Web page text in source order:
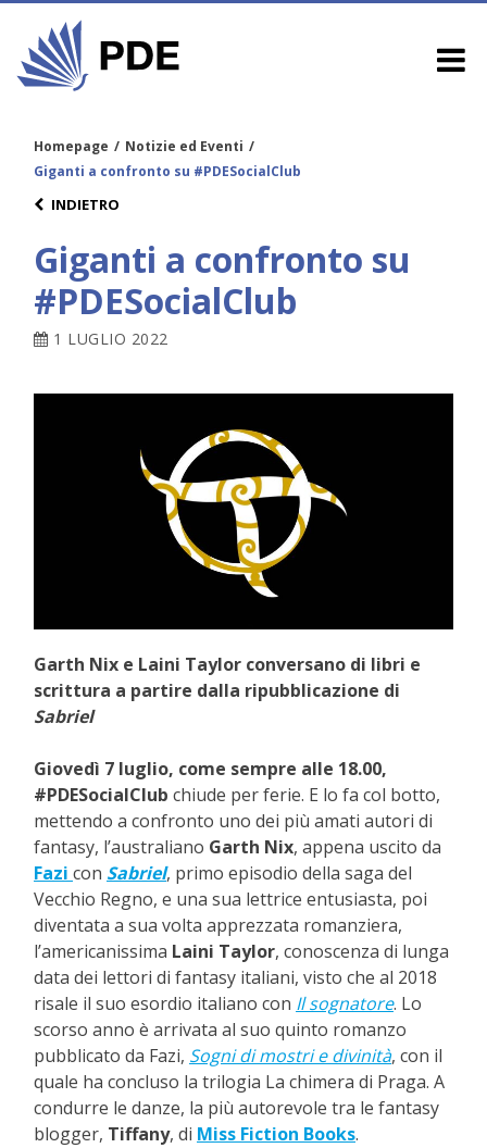
Homepage / Notizie ed Eventi /
Giganti a confronto su #PDESocialClub
INDIETRO
Giganti a confronto su
#PDESocialClub
1 LUGLIO 2022
Garth Nix e Laini Taylor conversano di libri e
scrittura a partire dalla ripubblicazione di
Sabriel
Giovedì 7 luglio, come sempre alle 18.00,
#PDESocialClub chiude per ferie. E lo fa col botto,
mettendo a confronto uno dei più amati autori di
fantasy, l’australiano Garth Nix, appena uscito da
Fazi con Sabriel, primo episodio della saga del
Vecchio Regno, e una sua lettrice entusiasta, poi
diventata a sua volta apprezzata romanziera,
l’americanissima Laini Taylor, conoscenza di lunga
data dei lettori di fantasy italiani, visto che al 2018
risale il suo esordio italiano con Il sognatore. Lo
scorso anno è arrivata al suo quinto romanzo
pubblicato da Fazi, Sogni di mostri e divinità, con il
quale ha concluso la trilogia La chimera di Praga. A
condurre le danze, la più autorevole tra le fantasy
blogger, Tiffany, di Miss Fiction Books.